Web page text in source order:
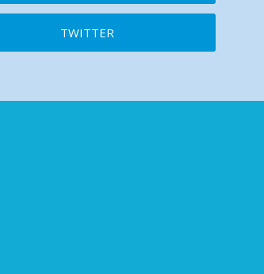
TWITTER